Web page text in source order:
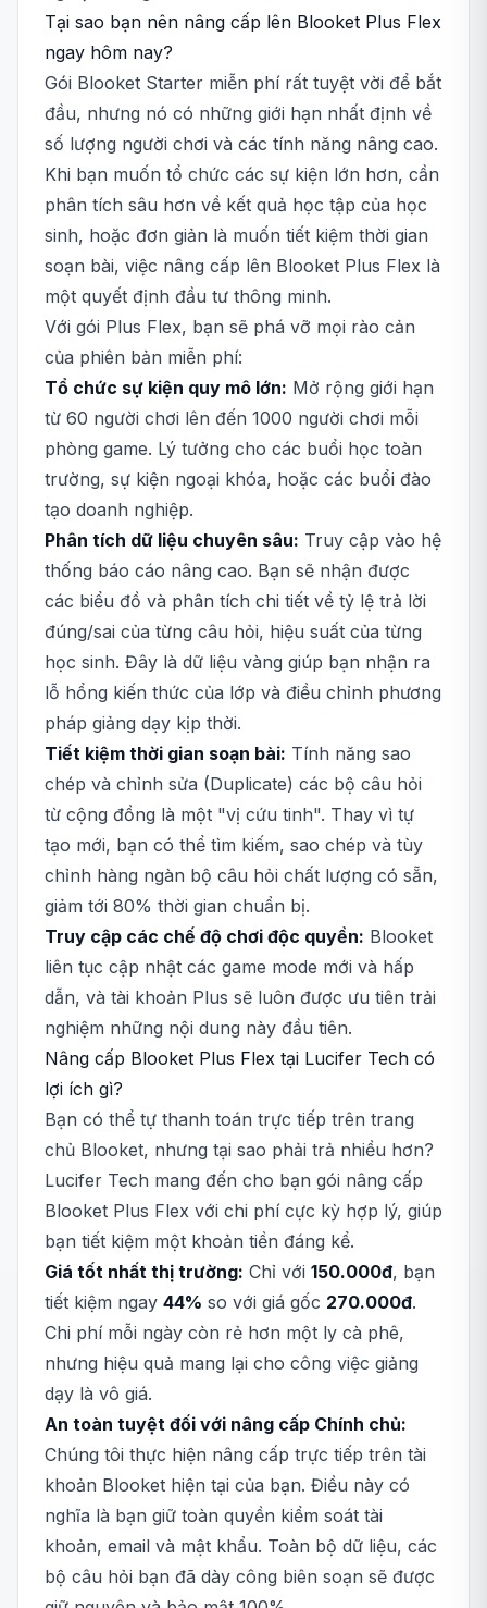
Tại sao bạn nên nâng cấp lên Blooket Plus Flex
ngay hôm nay?
Gói Blooket Starter miễn phí rất tuyệt vời để bắt
đầu, nhưng nó có những giới hạn nhất định về
số lượng người chơi và các tính năng nâng cao.
Khi bạn muốn tổ chức các sự kiện lớn hơn, cần
phân tích sâu hơn về kết quả học tập của học
sinh, hoặc đơn giản là muốn tiết kiệm thời gian
soạn bài, việc nâng cấp lên Blooket Plus Flex là
một quyết định đầu tư thông minh.
Với gói Plus Flex, bạn sẽ phá vỡ mọi rào cản
của phiên bản miễn phí:
Tổ chức sự kiện quy mô lớn: Mở rộng giới hạn
từ 60 người chơi lên đến 1000 người chơi mỗi
phòng game. Lý tưởng cho các buổi học toàn
trường, sự kiện ngoại khóa, hoặc các buổi đào
tạo doanh nghiệp.
Phân tích dữ liệu chuyên sâu: Truy cập vào hệ
thống báo cáo nâng cao. Bạn sẽ nhận được
các biểu đồ và phân tích chi tiết về tỷ lệ trả lời
đúng/sai của từng câu hỏi, hiệu suất của từng
học sinh. Đây là dữ liệu vàng giúp bạn nhận ra
lỗ hổng kiến thức của lớp và điều chỉnh phương
pháp giảng dạy kịp thời.
Tiết kiệm thời gian soạn bài: Tính năng sao
chép và chỉnh sửa (Duplicate) các bộ câu hỏi
từ cộng đồng là một "vị cứu tinh". Thay vì tự
tạo mới, bạn có thể tìm kiếm, sao chép và tùy
chỉnh hàng ngàn bộ câu hỏi chất lượng có sẵn,
giảm tới 80% thời gian chuẩn bị.
Truy cập các chế độ chơi độc quyền: Blooket
liên tục cập nhật các game mode mới và hấp
dẫn, và tài khoản Plus sẽ luôn được ưu tiên trải
nghiệm những nội dung này đầu tiên.
Nâng cấp Blooket Plus Flex tại Lucifer Tech có
lợi ích gì?
Bạn có thể tự thanh toán trực tiếp trên trang
chủ Blooket, nhưng tại sao phải trả nhiều hơn?
Lucifer Tech mang đến cho bạn gói nâng cấp
Blooket Plus Flex với chi phí cực kỳ hợp lý, giúp
bạn tiết kiệm một khoản tiền đáng kể.
Giá tốt nhất thị trường: Chỉ với 150.000đ, bạn
tiết kiệm ngay 44% so với giá gốc 270.000đ.
Chi phí mỗi ngày còn rẻ hơn một ly cà phê,
nhưng hiệu quả mang lại cho công việc giảng
dạy là vô giá.
An toàn tuyệt đối với nâng cấp Chính chủ:
Chúng tôi thực hiện nâng cấp trực tiếp trên tài
khoản Blooket hiện tại của bạn. Điều này có
nghĩa là bạn giữ toàn quyền kiểm soát tài
khoản, email và mật khẩu. Toàn bộ dữ liệu, các
bộ câu hỏi bạn đã dày công biên soạn sẽ được